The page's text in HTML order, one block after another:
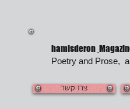
hamisderon
Poetry and Prose,
צרו קשר